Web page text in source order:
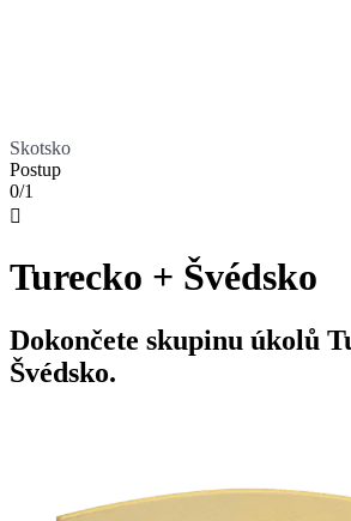
Skotsko
Postup
0/1

Turecko + Švédsko
Dokončete skupinu úkolů
Švédsko.